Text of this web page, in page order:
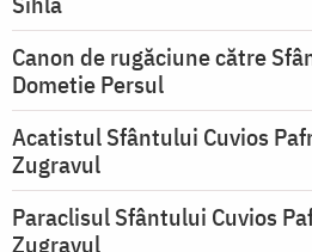
Canon de rugăciune către
Dometie Persul
Acatistul Sfântului Cuvios
Zugravul
Paraclisul Sfântului Cuvios
Zugravul